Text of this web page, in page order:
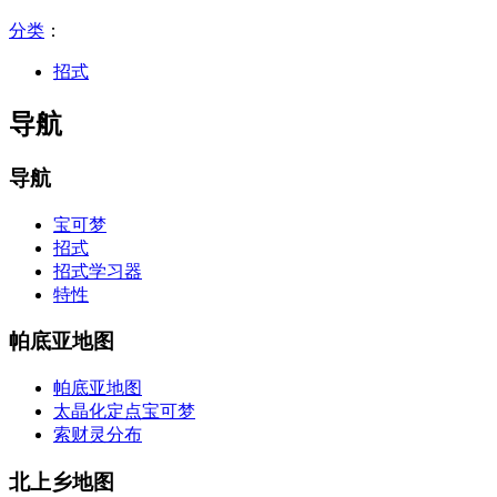
分类 ：​
招式
导航
导航
宝可梦
招式
招式学习器
特性
帕底亚地图
帕底亚地图
太晶化定点宝可梦
索财灵分布
北上乡地图